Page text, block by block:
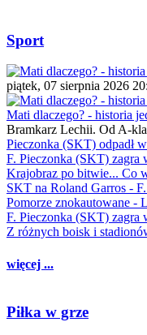
Sport
piątek, 07 sierpnia 2026
Mati dlaczego? - historia
Bramkarz Lechii. Od A-
Pieczonka (SKT) odpadł
F. Pieczonka (SKT) zagra
Krajobraz po bitwie... Co
SKT na Roland Garros - F.
Pomorze znokautowane -
F. Pieczonka (SKT) zagra
Z różnych boisk i
więcej ...
Piłka w grze